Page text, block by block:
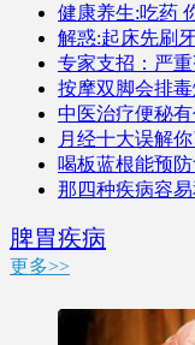
健康养生:吃药
解惑:起床先刷
专家支招：严
按摩双脚会排毒
中医治疗便秘
月经十大误解
喝板蓝根能预
那四种疾病容
脾胃疾病
更多>>